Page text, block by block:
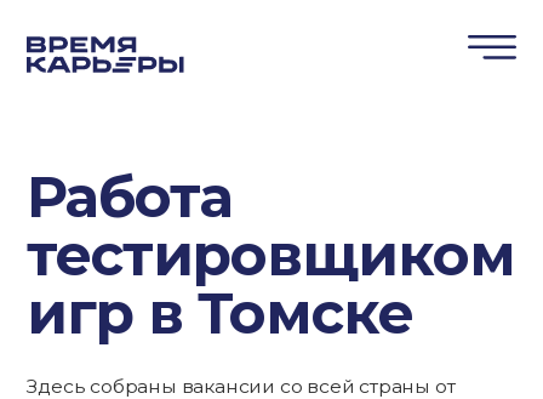
Работа
тестировщиком
игр в Томске
Здесь собраны вакансии со всей страны от